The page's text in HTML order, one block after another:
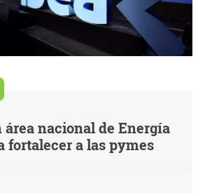
área nacional de Energía
fortalecer a las pymes